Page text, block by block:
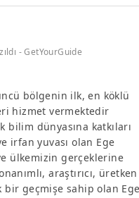
- GetYourGuide
bölgenin ilk, en köklü
hizmet vermektedir
dünyasına katkıları
irfan yuvası olan Ege
ülkemizin gerçeklerine
araştırıcı, üretken
bir geçmişe sahip olan